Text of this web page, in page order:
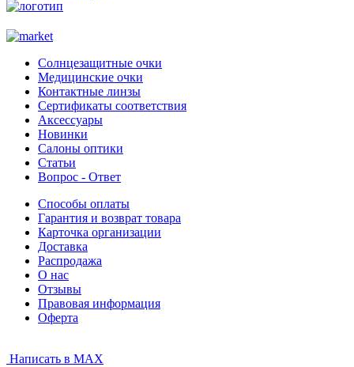
Солнцезащитные очки
Медицинские очки
Контактные линзы
Сертификаты соответствия
Аксессуары
Новинки
Салоны оптики
Статьи
Вопрос - Ответ
Способы оплаты
Гарантия и возврат товара
Карточка организации
Доставка
Распродажа
О нас
Отзывы
Правовая информация
Оферта
Написать в MAX